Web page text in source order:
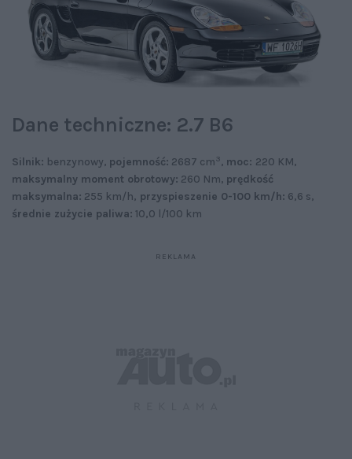
Dane techniczne: 2.7 B6
Silnik: benzynowy, pojemność: 2687 cm3, moc: 220 KM,
maksymalny moment obrotowy: 260 Nm, prędkość
maksymalna: 255 km/h, przyspieszenie 0-100 km/h: 6,6 s,
średnie zużycie paliwa: 10,0 l/100 km